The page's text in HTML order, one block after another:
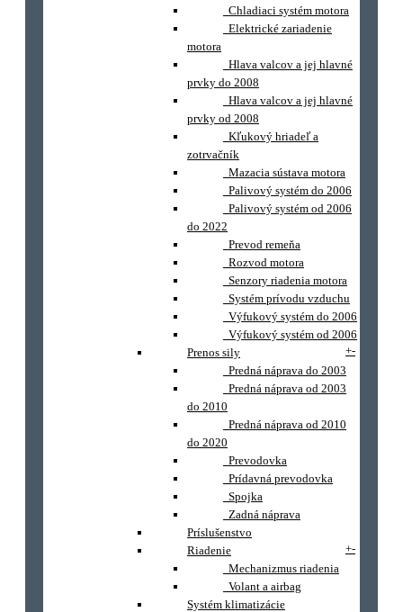
Chladiaci systém motora
Elektrické zariadenie
motora
Hlava valcov a jej hlavné
prvky do 2008
Hlava valcov a jej hlavné
prvky od 2008
Kľukový hriadeľ a
zotrvačník
Mazacia sústava motora
Palivový systém do 2006
Palivový systém od 2006
do 2022
Prevod remeňa
Rozvod motora
Senzory riadenia motora
Systém prívodu vzduchu
Výfukový systém do 2006
Výfukový systém od 2006
Prenos sily
+-
Predná náprava do 2003
Predná náprava od 2003
do 2010
Predná náprava od 2010
do 2020
Prevodovka
Prídavná prevodovka
Spojka
Zadná náprava
Príslušenstvo
Riadenie
+-
Mechanizmus riadenia
Volant a airbag
Systém klimatizácie